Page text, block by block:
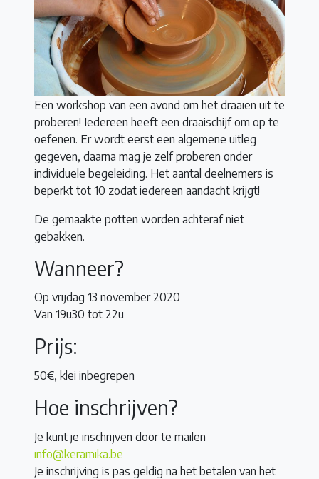
Een workshop van een avond om het draaien uit te
proberen! Iedereen heeft een draaischijf om op te
oefenen. Er wordt eerst een algemene uitleg
gegeven, daarna mag je zelf proberen onder
individuele begeleiding. Het aantal deelnemers is
beperkt tot 10 zodat iedereen aandacht krijgt!
De gemaakte potten worden achteraf niet
gebakken.
Wanneer?
Op vrijdag 13 november 2020
Van 19u30 tot 22u
Prijs:
50€, klei inbegrepen
Hoe inschrijven?
Je kunt je inschrijven door te mailen
info@keramika.be
Je inschrijving is pas geldig na het betalen van het